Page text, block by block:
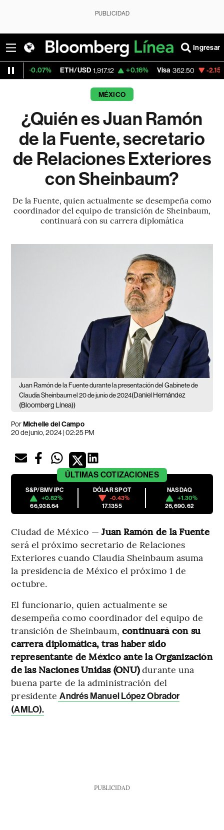
PUBLICIDAD
Ingresar
ETH/USD 1,917.12 +0.16% Visa 362.50 -2.15%
MÉXICO
¿Quién es Juan Ramón
de la Fuente, secretario
de Relaciones Exteriores
con Sheinbaum?
De la Fuente, quien actualmente se desempeña como
coordinador del equipo de transición de Sheinbaum,
continuará con su carrera diplomática
Juan Ramón de la Fuente durante la presentación del Gabinete de
Claudia Sheinbaum el 20 de junio de 2024(Daniel Hernández
(Bloomberg Línea))
PorMichelle del Campo
20 de junio, 2024 | 02:25 PM
ÚLTIMAS COTIZACIONES
S&P/BMV IPC
+0.82%
66,938.64
DÓLAR SPOT
-0.43%
17.1355
NASDAQ
+1.30%
26,690.62
Ciudad de México —Juan Ramón de la Fuente
será el próximo secretario de Relaciones
Exteriores cuando Claudia Sheinbaum asuma
la presidencia de México el próximo 1 de
octubre.
El funcionario, quien actualmente se
desempeña como coordinador del equipo de
transición de Sheinbaum, continuará con su
carrera diplomática, tras haber sido
representante de México ante la Organización
de las Naciones Unidas (ONU)durante una
buena parte de la administración del
presidente Andrés Manuel López Obrador
(AMLO).
PUBLICIDAD